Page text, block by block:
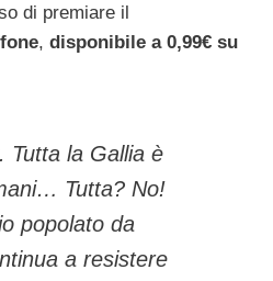
di premiare il
, disponibile a 0,99€ su
Tutta la Gallia è
Tutta? No!
popolato da
a resistere